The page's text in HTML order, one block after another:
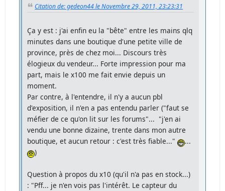
Citation de: gedeon44 le Novembre 29, 2011, 23:23:31
Ça y est : j'ai enfin eu la "bête" entre les mains qlq
minutes dans une boutique d'une petite ville de
province, près de chez moi... Discours très
élogieux du vendeur... Forte impression pour ma
part, mais le x100 me fait envie depuis un
moment.
Par contre, à l'entendre, il n'y a aucun pbl
d'exposition, il n'en a pas entendu parler ("faut se
méfier de ce qu'on lit sur les forums"... "j'en ai
vendu une bonne dizaine, trente dans mon autre
boutique, et aucun retour : c'est très fiable..."
...
)
Question à propos du x10 (qu'il n'a pas en stock...)
: "Pff... je n'en vois pas l'intérêt. Le capteur du